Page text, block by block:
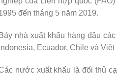
đến tháng 5 năm 2019.
Bảy nhà xuất khẩu hàng đầu
Indonesia, Ecuador, Chile và
nước xuất khẩu là đối thủ